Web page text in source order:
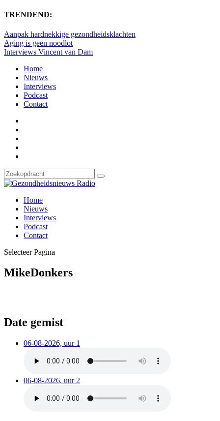
TRENDEND:
Aanpak hardnekkige gezondheidsklachten
Aging is geen noodlot
Interviews Vincent van Dam
Home
Nieuws
Interviews
Podcast
Contact
Home
Nieuws
Interviews
Podcast
Contact
Selecteer Pagina
MikeDonkers
Date gemist
06-08-2026, uur 1
06-08-2026, uur 2